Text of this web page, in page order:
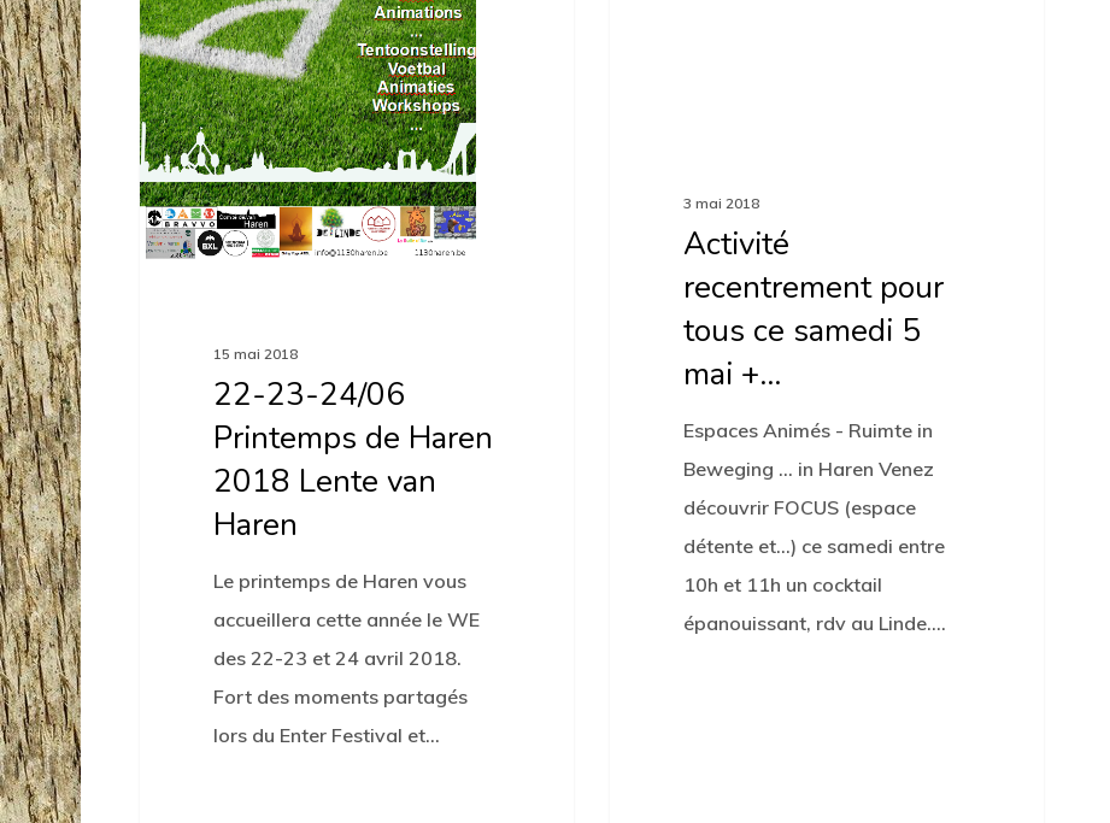
2018
Lente
van
Haren
15 mai 2018
22-23-24/06
Printemps de Haren
2018 Lente van
Haren
Le printemps de Haren vous
accueillera cette année le WE
des 22-23 et 24 avril 2018.
Fort des moments partagés
lors du Enter Festival et…
3 mai 2018
Activité
recentrement pour
tous ce samedi 5
mai +…
Espaces Animés - Ruimte in
Beweging ... in Haren Venez
découvrir FOCUS (espace
détente et...) ce samedi entre
10h et 11h un cocktail
épanouissant, rdv au Linde.…